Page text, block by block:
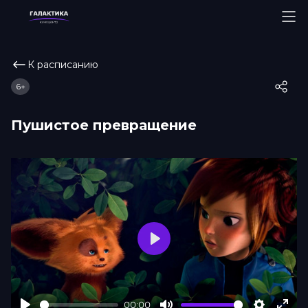
К расписанию
Пушистое превращение
6+
00:00
Play